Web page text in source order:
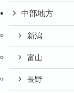
中部地方
新潟
富山
長野